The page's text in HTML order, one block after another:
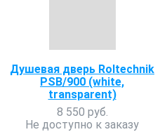
Душевая дверь Roltechnik
PSB/900 (white,
transparent)
8 550 руб.
Не доступно к заказу